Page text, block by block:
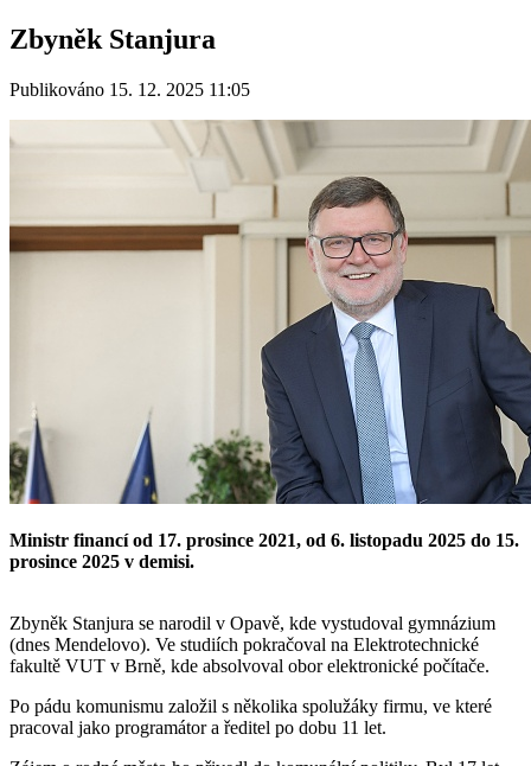
Zbyněk Stanjura
Publikováno 15. 12. 2025 11:05
Ministr financí od 17. prosince 2021, od 6. listopadu 2025 do 15.
prosince 2025 v demisi.
Zbyněk Stanjura se narodil v Opavě, kde vystudoval gymnázium
(dnes Mendelovo). Ve studiích pokračoval na Elektrotechnické
fakultě VUT v Brně, kde absolvoval obor elektronické počítače.
Po pádu komunismu založil s několika spolužáky firmu, ve které
pracoval jako programátor a ředitel po dobu 11 let.